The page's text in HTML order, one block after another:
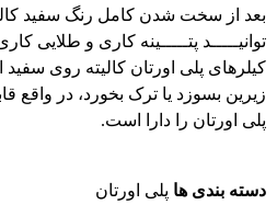
بعد از سخت شدن کامل رنگ سفید
توانیـــــد پتـــــینه کاری و طلایی
کیلرهای پلی اورتان کالیته روی
زیرین بسوزد یا ترک بخورد، در واقع
پلی اورتان را دارا است.
دسته بندی ها پلی اورتان